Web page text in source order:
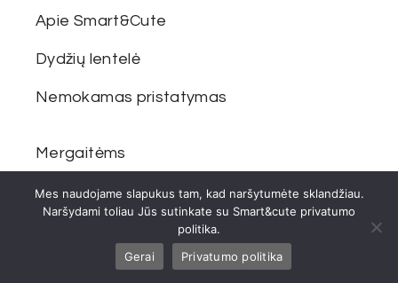
Apie Smart&Cute
Dydžių lentelė
Nemokamas pristatymas
Mergaitėms
Berniukams
Mes naudojame slapukus tam, kad naršytumėte sklandžiau.
Naršydami toliau Jūs sutinkate su Smart&cute privatumo
politika.
Gerai
Privatumo politika